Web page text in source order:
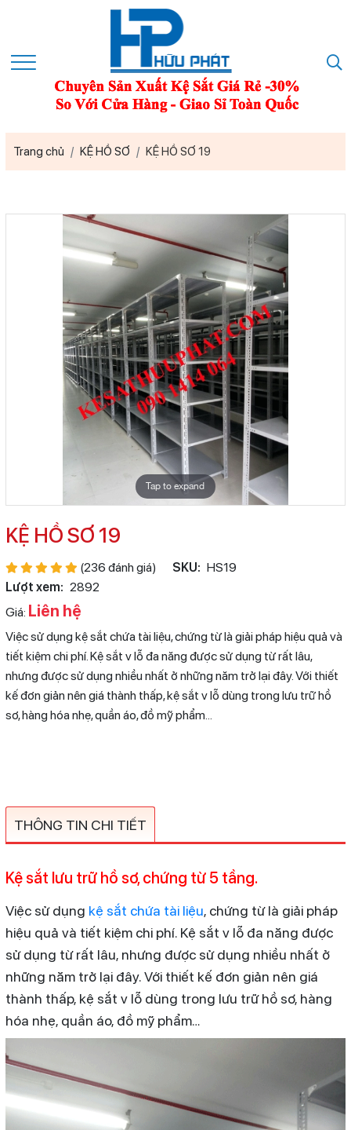
Trang chủ KỆ HỒ SƠ KỆ HỒ SƠ 19
Tap to expand
KỆ HỒ SƠ 19
(236 đánh giá) SKU: HS19
Lượt xem: 2892
Giá: Liên hệ
Việc sử dụng kệ sắt chứa tài liệu, chứng từ là giải pháp hiệu quả và
tiết kiệm chi phí. Kệ sắt v lỗ đa năng được sử dụng từ rất lâu,
nhưng được sử dụng nhiều nhất ở những năm trở lại đây. Với thiết
kế đơn giản nên giá thành thấp, kệ sắt v lỗ dùng trong lưu trữ hồ
sơ, hàng hóa nhẹ, quần áo, đồ mỹ phẩm…
THÔNG TIN CHI TIẾT
Kệ sắt lưu trữ hồ sơ, chứng từ 5 tầng.
Việc sử dụng kệ sắt chứa tài liệu, chứng từ là giải pháp
hiệu quả và tiết kiệm chi phí. Kệ sắt v lỗ đa năng được
sử dụng từ rất lâu, nhưng được sử dụng nhiều nhất ở
những năm trở lại đây. Với thiết kế đơn giản nên giá
thành thấp, kệ sắt v lỗ dùng trong lưu trữ hồ sơ, hàng
hóa nhẹ, quần áo, đồ mỹ phẩm…